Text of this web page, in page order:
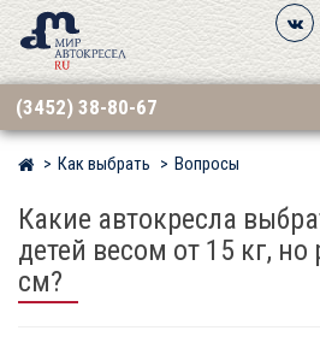
(3452) 38-80-67
Мир детских автокресел
Как выбрать Вопросы
Какие автокресла
детей весом от 15 кг,
см?